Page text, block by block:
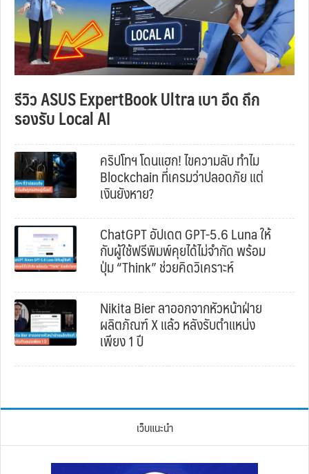
รีวิว ASUS ExpertBook Ultra เบา อึด ถึก
รองรับ Local AI
คริปโทฯ โดนแฮก! ไขความลับ ทำไม
Blockchain ที่เครมว่าปลอดภัย แต่
เงินยังหาย?
ChatGPT อัปเดต GPT-5.6 Luna ให้
กับผู้ใช้ฟรีพิมพ์คุยได้ไม่จำกัด พร้อม
ปุ่ม “Think” ช่วยคิดวิเคราะห์
Nikita Bier ลาออกจากหัวหน้าฝ่าย
ผลิตภัณฑ์ X แล้ว หลังรับตำแหน่ง
เพียง 1 ปี
เว็บแนะนำ